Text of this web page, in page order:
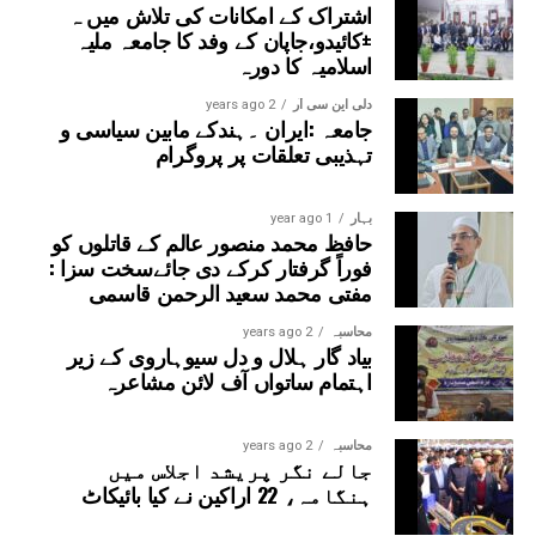
اشتراک کے امکانات کی تلاش میں ہ
±کائیدو،جاپان کے وفد کا جامعہ ملیہ
اسلامیہ کا دورہ
دلی این سی آر 2 years ago
جامعہ :ایران ۔ہندکے مابین سیاسی و
تہذیبی تعلقات پر پروگرام
بہار 1 year ago
حافظ محمد منصور عالم کے قاتلوں کو
فوراً گرفتار کرکے دی جائےسخت سزا :
مفتی محمد سعید الرحمن قاسمی
محاسبہ 2 years ago
بیاد گار ہلال و دل سیوہاروی کے زیر
اہتمام ساتواں آف لائن مشاعرہ
محاسبہ 2 years ago
جالے نگر پریشد اجلاس میں
ہنگامہ، 22 اراکین نے کیا بائیکاٹ